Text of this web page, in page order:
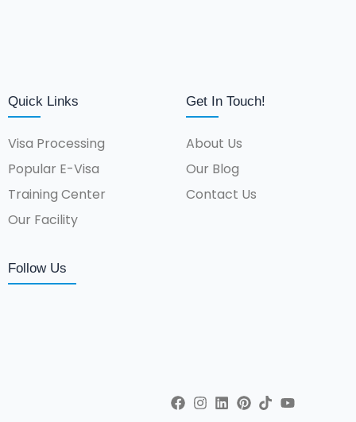
Quick Links
Visa Processing
Popular E-Visa
Training Center
Our Facility
Get In Touch!
About Us
Our Blog
Contact Us
Follow Us